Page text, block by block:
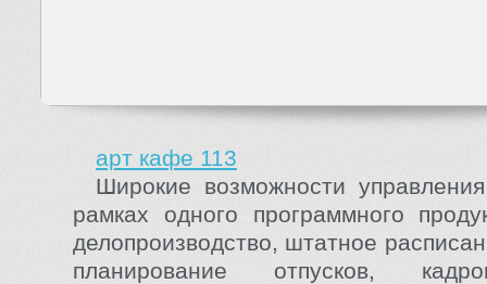
арт кафе 113
Широкие возможности
рамках одного программного
делопроизводство, штатное
планирование отпусков,